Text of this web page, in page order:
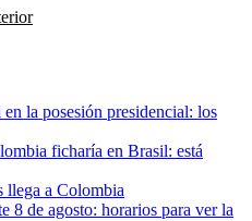
la posesión presidencial: los
ficharía en Brasil: está
llega a Colombia
8 de agosto: horarios para ver la